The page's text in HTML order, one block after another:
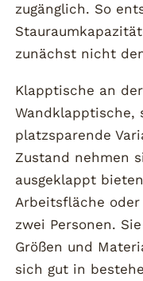
zugänglich. So
zunächst nicht
Klapptische an
Wandklapptische,
platzsparende
Zustand nehmen
ausgeklappt
Arbeitsfläche
zwei Personen.
Größen und
sich gut in